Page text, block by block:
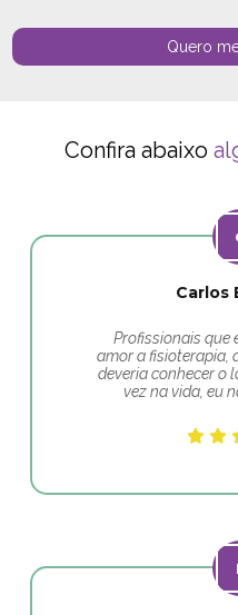
Quero
Confira abaixo
Carlos
Profissionais que
amor a fisioterapia,
deveria conhecer o
vez na vida, eu